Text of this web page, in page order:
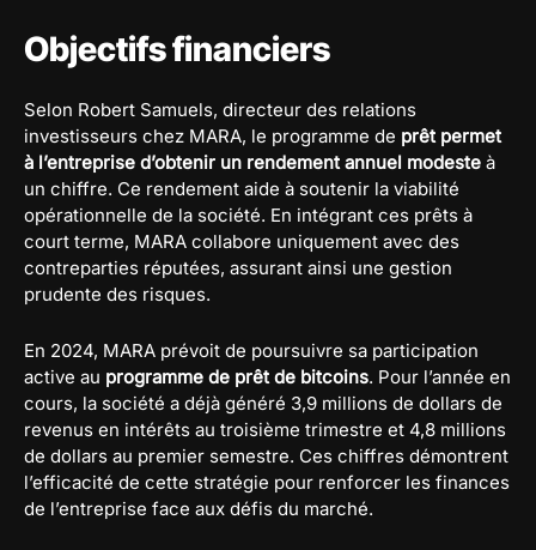
Objectifs financiers
Selon Robert Samuels, directeur des relations
investisseurs chez MARA, le programme de prêt permet
à l’entreprise d’obtenir un rendement annuel modeste à
un chiffre. Ce rendement aide à soutenir la viabilité
opérationnelle de la société. En intégrant ces prêts à
court terme, MARA collabore uniquement avec des
contreparties réputées, assurant ainsi une gestion
prudente des risques.
En 2024, MARA prévoit de poursuivre sa participation
active au programme de prêt de bitcoins. Pour l’année en
cours, la société a déjà généré 3,9 millions de dollars de
revenus en intérêts au troisième trimestre et 4,8 millions
de dollars au premier semestre. Ces chiffres démontrent
l’efficacité de cette stratégie pour renforcer les finances
de l’entreprise face aux défis du marché.